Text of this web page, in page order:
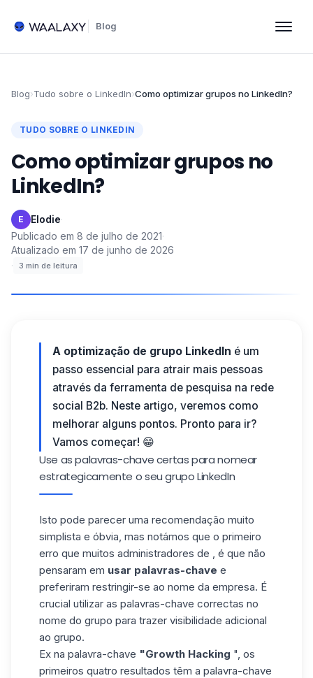
Blog
Blog›Tudo sobre o LinkedIn›Como optimizar grupos no LinkedIn?
TUDO SOBRE O LINKEDIN
Como optimizar grupos no
LinkedIn?
E Elodie·
Publicado em 8 de julho de 2021·
Atualizado em 17 de junho de 2026
·
3 min de leitura
A optimização de grupo LinkedIn é um
passo essencial para atrair mais pessoas
através da ferramenta de pesquisa na rede
social B2b. Neste artigo, veremos como
melhorar alguns pontos. Pronto para ir?
Vamos começar! 😁
Use as palavras-chave certas para nomear
estrategicamente o seu grupo LinkedIn
Isto pode parecer uma recomendação muito
simplista e óbvia, mas notámos que o primeiro
erro que muitos administradores de , é que não
pensaram em usar palavras-chave e
preferiram restringir-se ao nome da empresa. É
crucial utilizar as palavras-chave correctas no
nome do grupo para trazer visibilidade adicional
ao grupo.
Ex na palavra-chave "Growth Hacking ", os
primeiros quatro resultados têm a palavra-chave